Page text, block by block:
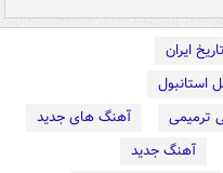
ایران
استانبول
ترمیمی
آهنگ های جدید
آهنگ جدید